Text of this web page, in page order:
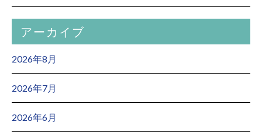
アーカイブ
2026年8月
2026年7月
2026年6月